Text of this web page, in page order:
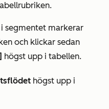
segmentet markerar
och klickar sedan
högst upp i tabellen.
högst upp i